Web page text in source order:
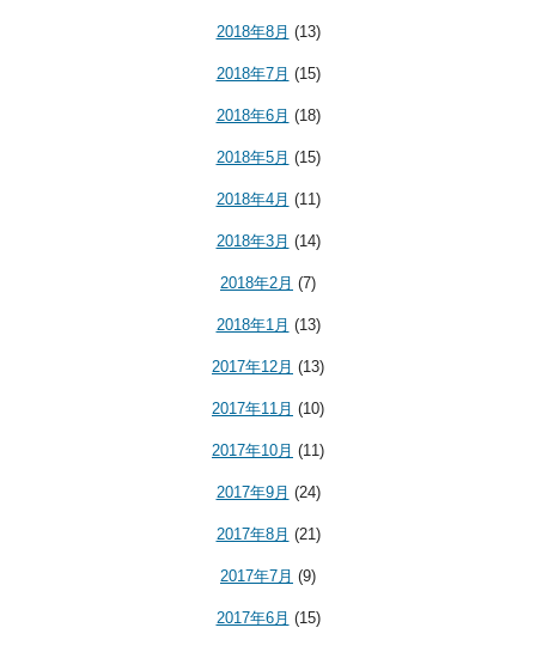
2018年8月 (13)
2018年7月 (15)
2018年6月 (18)
2018年5月 (15)
2018年4月 (11)
2018年3月 (14)
2018年2月 (7)
2018年1月 (13)
2017年12月 (13)
2017年11月 (10)
2017年10月 (11)
2017年9月 (24)
2017年8月 (21)
2017年7月 (9)
2017年6月 (15)